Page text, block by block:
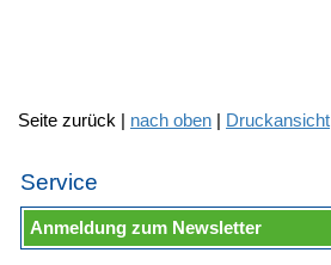
Seite zurück | nach oben | Druckansicht
Service
Anmeldung zum Newsletter